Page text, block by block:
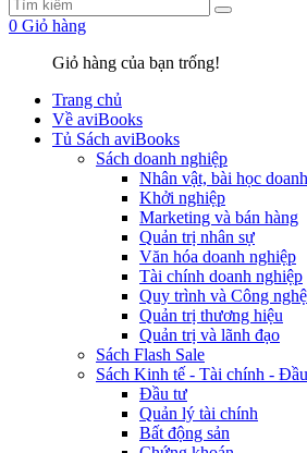
0 Giỏ hàng
Giỏ hàng của bạn trống!
Trang chủ
Về aviBooks
Tủ Sách aviBooks
Sách doanh nghiệp
Nhân vật, bài học
Khởi nghiệp
Marketing và bán hàng
Quản trị nhân sự
Văn hóa doanh nghiệp
Tài chính doanh nghiệp
Quy trình và Công nghệ
Quản trị thương hiệu
Quản trị và lãnh đạo
Sách Flash Sale
Sách Kinh tế - Tài chính -
Đầu tư
Quản lý tài chính
Bất động sản